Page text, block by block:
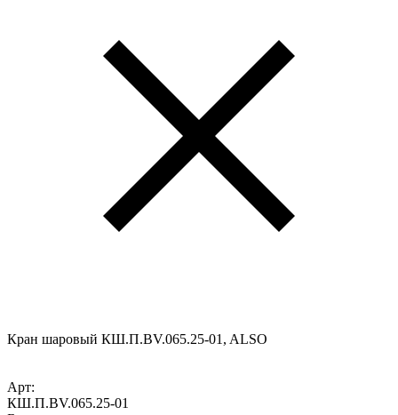
Кран шаровый КШ.П.BV.065.25-01, ALSO
Арт:
КШ.П.BV.065.25-01